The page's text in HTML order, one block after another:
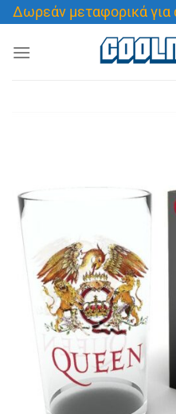
Μετάβαση
στο
περιεχόμενο
Δωρεάν μεταφορικά